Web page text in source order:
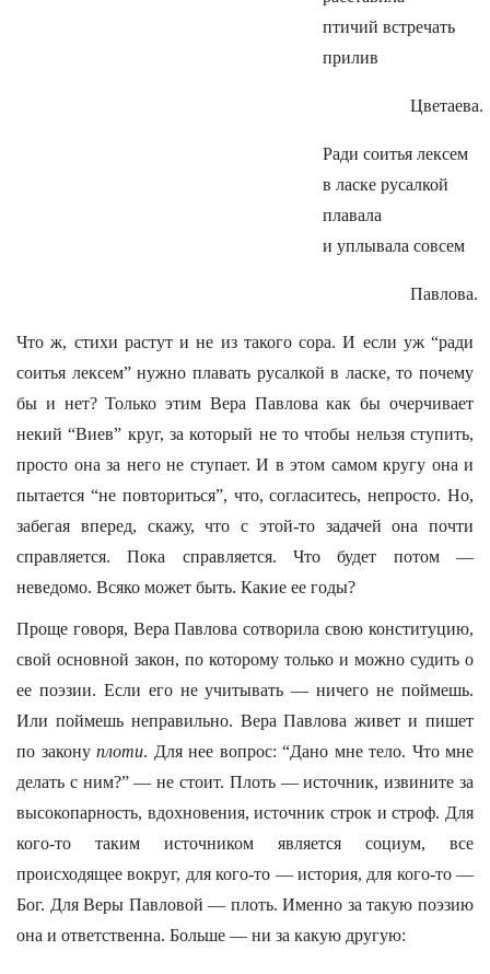
птичий встречать
прилив
Цветаева.
Ради соитья лексем
в ласке русалкой
плавала
и уплывала совсем
Павлова.
Что ж, стихи растут и не из такого сора. И если уж “ради
соитья лексем” нужно плавать русалкой в ласке, то почему
бы и нет? Только этим Вера Павлова как бы очерчивает
некий “Виев” круг, за который не то чтобы нельзя ступить,
просто она за него не ступает. И в этом самом кругу она и
пытается “не повториться”, что, согласитесь, непросто. Но,
забегая вперед, скажу, что с этой-то задачей она почти
справляется. Пока справляется. Что будет потом —
неведомо. Всяко может быть. Какие ее годы?
Проще говоря, Вера Павлова сотворила свою конституцию,
свой основной закон, по которому только и можно судить о
ее поэзии. Если его не учитывать — ничего не поймешь.
Или поймешь неправильно. Вера Павлова живет и пишет
по закону плоти. Для нее вопрос: “Дано мне тело. Что мне
делать с ним?” — не стоит. Плоть — источник, извините за
высокопарность, вдохновения, источник строк и строф. Для
кого-то таким источником является социум, все
происходящее вокруг, для кого-то — история, для кого-то —
Бог. Для Веры Павловой — плоть. Именно за такую поэзию
она и ответственна. Больше — ни за какую другую: